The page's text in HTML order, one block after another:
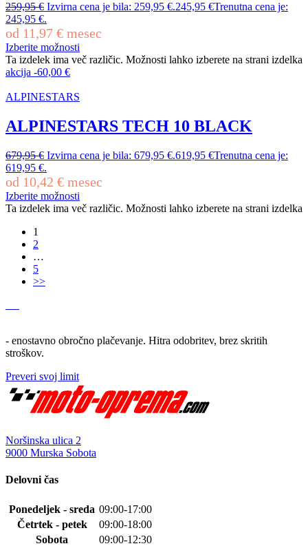
259,95€ Izvirna cena je bila: 259,95 €.245,95 €Trenutna cena je:
245,95 €.
od 11,97 € mesec
Izberite možnosti
Ta izdelek ima več različic. Možnosti lahko izberete na strani izdelka
akcija -60,00 €
ALPINESTARS
ALPINESTARS TECH 10 BLACK
679,95€ Izvirna cena je bila: 679,95 €.619,95 €Trenutna cena je:
619,95 €.
od 10,42 € mesec
Izberite možnosti
Ta izdelek ima več različic. Možnosti lahko izberete na strani izdelka
1
2
…
5
>>
- enostavno obročno plačevanje. Hitra odobritev, brez skritih
stroškov.
Preveri svoj limit
Noršinska ulica 2
9000 Murska Sobota
Delovni čas
Ponedeljek - sreda 09:00-17:00
Četrtek - petek
09:00-18:00
Sobota
09:00-12:30